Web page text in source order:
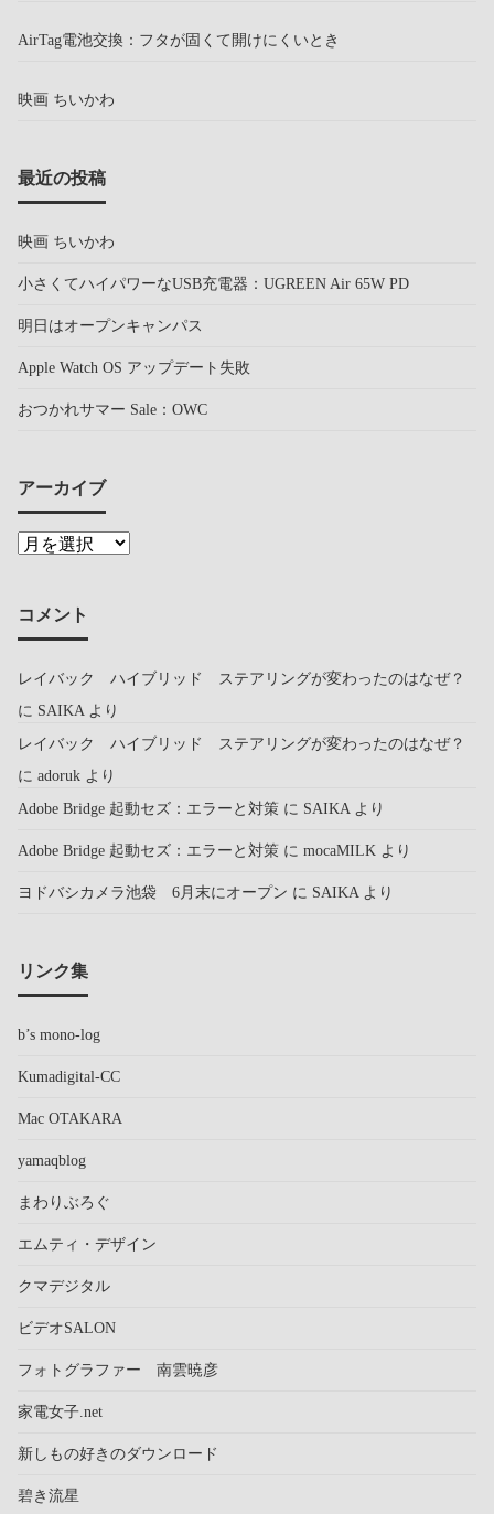
AirTag電池交換：フタが固くて開けにくいとき
映画 ちいかわ
最近の投稿
映画 ちいかわ
小さくてハイパワーなUSB充電器：UGREEN Air 65W PD
明日はオープンキャンパス
Apple Watch OS アップデート失敗
おつかれサマー Sale：OWC
アーカイブ
コメント
レイバック ハイブリッド ステアリングが変わったのはなぜ？
に SAIKAより
レイバック ハイブリッド ステアリングが変わったのはなぜ？
に adoruk より
Adobe Bridge 起動セズ：エラーと対策 に SAIKAより
Adobe Bridge 起動セズ：エラーと対策 に mocaMILK より
ヨドバシカメラ池袋 6月末にオープン に SAIKAより
リンク集
b’s mono-log
Kumadigital-CC
Mac OTAKARA
yamaqblog
まわりぶろぐ
エムティ・デザイン
クマデジタル
ビデオSALON
フォトグラファー 南雲暁彦
家電女子.net
新しもの好きのダウンロード
碧き流星